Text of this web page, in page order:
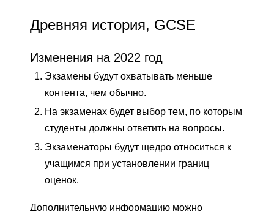
Древняя история, GCSE
Изменения на 2022 год
Экзамены будут охватывать меньше
контента, чем обычно.
На экзаменах будет выбор тем, по которым
студенты должны ответить на вопросы.
Экзаменаторы будут щедро относиться к
учащимся при установлении границ
оценок.
Дополнительную информацию можно